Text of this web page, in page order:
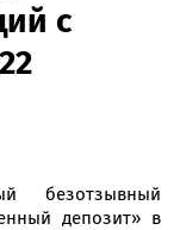
с
безотзывный
депозит» в